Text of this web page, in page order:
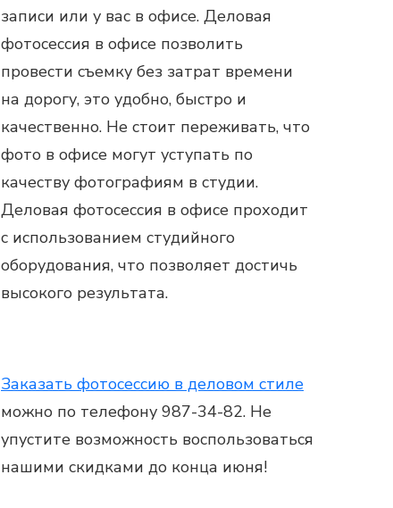
записи или у вас в офисе. Деловая
фотосессия в офисе позволить
провести съемку без затрат времени
на дорогу, это удобно, быстро и
качественно. Не стоит переживать, что
фото в офисе могут уступать по
качеству фотографиям в студии.
Деловая фотосессия в офисе проходит
с использованием студийного
оборудования, что позволяет достичь
высокого результата.
Заказать фотосессию в деловом стиле
можно по телефону 987-34-82. Не
упустите возможность воспользоваться
нашими скидками до конца июня!